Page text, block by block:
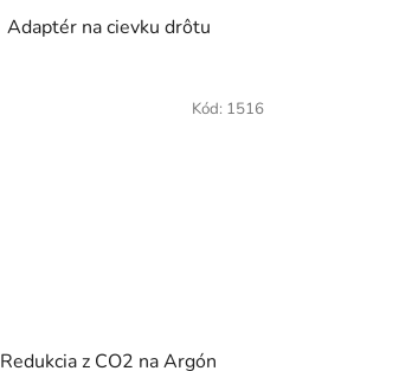
Adaptér na cievku drôtu
Redukcia z CO2 na Argón
Kód: 1516